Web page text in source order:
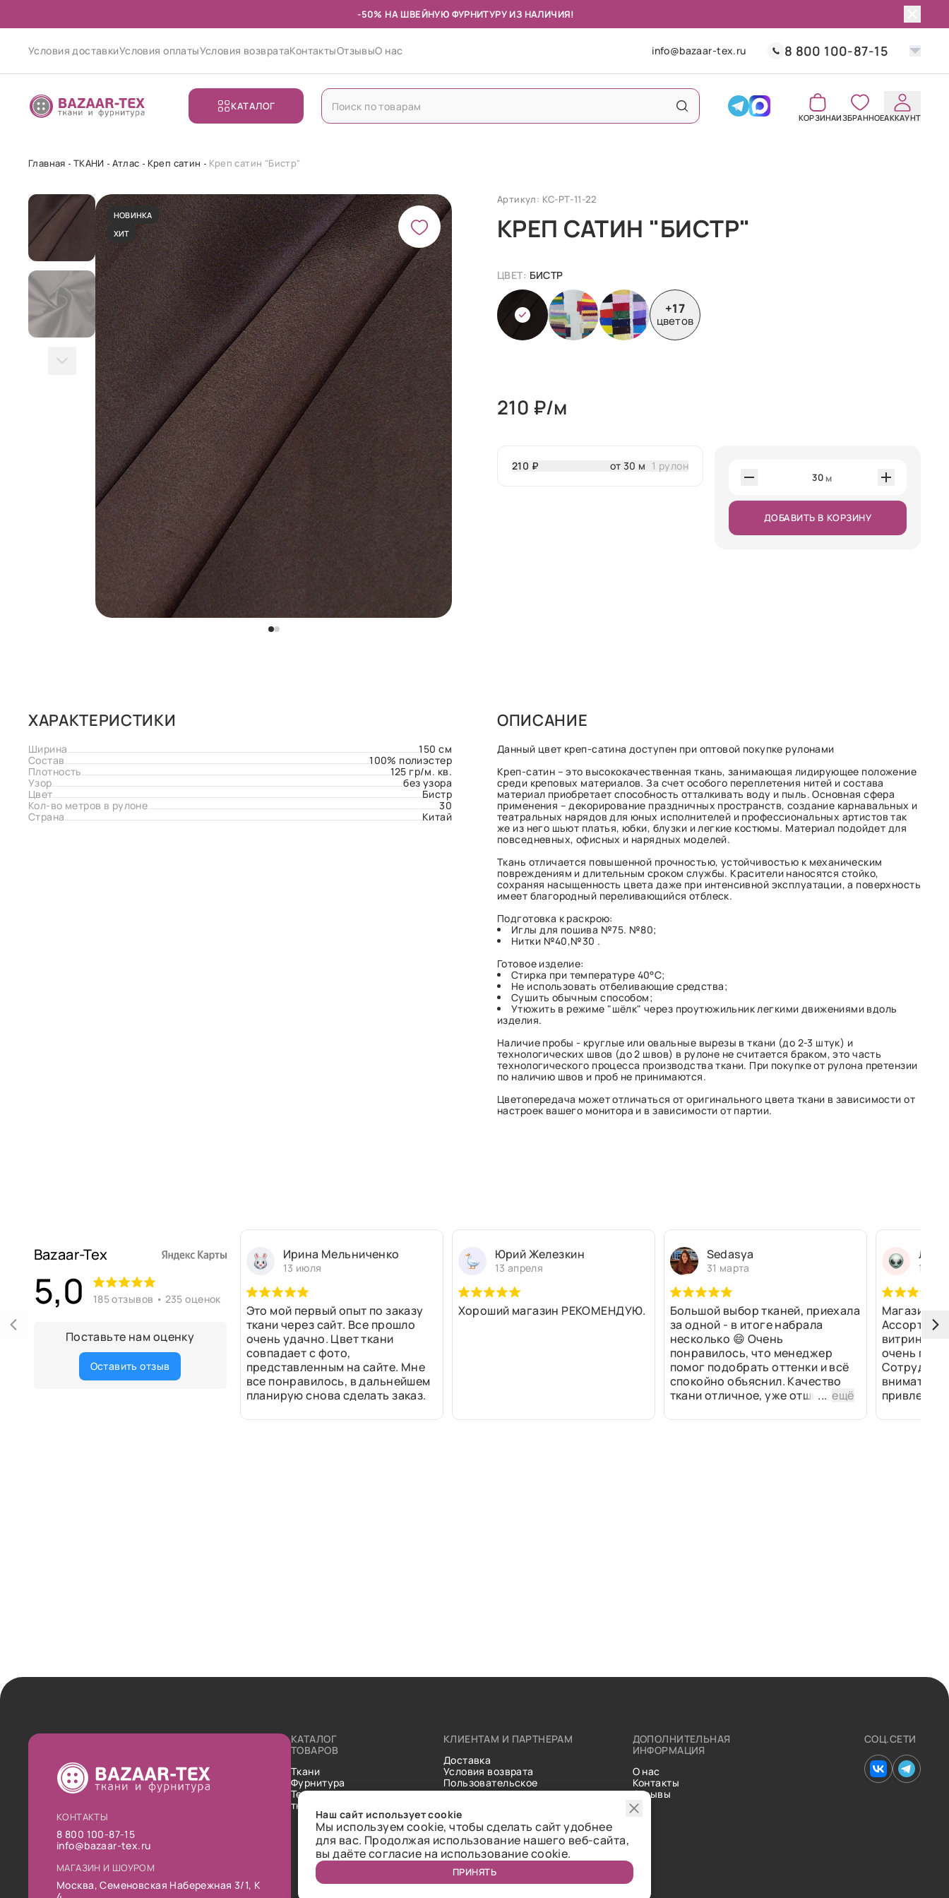
-50% НА ШВЕЙНУЮ ФУРНИТУРУ ИЗ НАЛИЧИЯ!
Условия доставкиУсловия оплатыУсловия возвратаКонтактыОтзывыО нас info@bazaar-tex.ru 8 800 100-87-15
КАТАЛОГ
КОРЗИНАИЗБРАННОЕАККАУНТ
Главная ТКАНИ Атлас Креп сатин Креп сатин "Бистр"
НОВИНКА
ХИТ
Артикул: КС-РТ-11-22
КРЕП САТИН "БИСТР"
ЦВЕТ: БИСТР
+17
цветов
210 ₽/м
210 ₽ от 30 м 1 рулон
30 м
ДОБАВИТЬ В КОРЗИНУ
ХАРАКТЕРИСТИКИ
Ширина
150 см
Состав
100% полиэстер
Плотность
125 гр/м. кв.
Узор
без узора
Цвет
Бистр
Кол-во метров в рулоне
30
Страна
Китай
ОПИСАНИЕ
Данный цвет креп-сатина доступен при оптовой покупке рулонами
Креп-сатин – это высококачественная ткань, занимающая лидирующее положение
среди креповых материалов. За счет особого переплетения нитей и состава
материал приобретает способность отталкивать воду и пыль. Основная сфера
применения – декорирование праздничных пространств, создание карнавальных и
театральных нарядов для юных исполнителей и профессиональных артистов так
же из него шьют платья, юбки, блузки и легкие костюмы. Материал подойдет для
повседневных, офисных и нарядных моделей.
Ткань отличается повышенной прочностью, устойчивостью к механическим
повреждениям и длительным сроком службы. Красители наносятся стойко,
сохраняя насыщенность цвета даже при интенсивной эксплуатации, а поверхность
имеет благородный переливающийся отблеск.
Подготовка к раскрою:
Иглы для пошива №75. №80;
Нитки №40,№30 .
Готовое изделие:
Стирка при температуре 40°С;
Не использовать отбеливающие средства;
Сушить обычным способом;
Утюжить в режиме "шёлк" через проутюжильник легкими движениями вдоль
изделия.
Наличие пробы - круглые или овальные вырезы в ткани (до 2-3 штук) и
технологических швов (до 2 швов) в рулоне не считается браком, это часть
технологического процесса производства ткани. При покупке от рулона претензии
по наличию швов и проб не принимаются.
Цветопередача может отличаться от оригинального цвета ткани в зависимости от
настроек вашего монитора и в зависимости от партии.
Bazaar-Tex
5,0 185 отзывов • 235 оценок
Поставьте нам оценку
Оставить отзыв
Ирина Мельниченко
13 июля
Это мой первый опыт по заказу
ткани через сайт. Все прошло
очень удачно. Цвет ткани
совпадает с фото,
представленным на сайте. Мне
все понравилось, в дальнейшем
планирую снова сделать заказ.
Юрий Железкин
13 апреля
Хороший магазин РЕКОМЕНДУЮ.
Sedasya
31 марта
Большой выбор тканей, приехала
за одной - в итоге набрала
несколько 😄 Очень
понравилось, что менеджер
помог подобрать оттенки и всё
спокойно объяснил. Качество
ткани отличное, уже отшили...ещё
13
Магазин
витринах
очень
привлек
рулоны
КОНТАКТЫ
8 800 100-87-15
info@bazaar-tex.ru
МАГАЗИН И ШОУРОМ
Москва, Семеновская Набережная 3/1, К
КАТАЛОГ
ТОВАРОВ
Ткани
Фурнитура
Технические
ткани
КЛИЕНТАМ И ПАРТНЕРАМ
Доставка
Условия возврата
Пользовательское
соглашение
Статьи
ДОПОЛНИТЕЛЬНАЯ
ИНФОРМАЦИЯ
О нас
Контакты
Отзывы
СОЦ.СЕТИ
Наш сайт использует cookie
Мы используем cookie, чтобы сделать сайт удобнее
для вас. Продолжая использование нашего веб-сайта,
вы даёте согласие на использование cookie.
ПРИНЯТЬ